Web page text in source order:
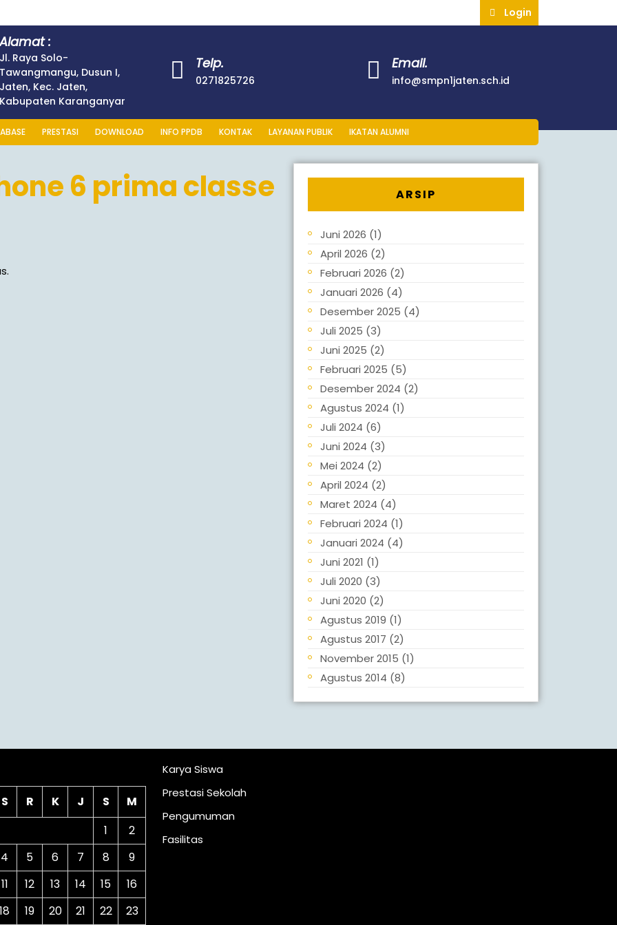
Login
:
Jl. Raya Solo-
Tawangmangu, Dusun I,
Jaten, Kec. Jaten,
Kabupaten Karanganyar
Telp.
02718257260271825726
Email.
info@smpn1jaten.sch.id
PRESTASI DOWNLOAD INFO PPDB KONTAK LAYANAN PUBLIK IKATAN ALUMNI
6 prima classe ARSIP
Juni 2026 (1)
April 2026 (2)
Februari 2026 (2)
Januari 2026 (4)
Desember 2025 (4)
Juli 2025 (3)
Juni 2025 (2)
Februari 2025 (5)
Desember 2024 (2)
Agustus 2024 (1)
Juli 2024 (6)
Juni 2024 (3)
Mei 2024 (2)
April 2024 (2)
Maret 2024 (4)
Februari 2024 (1)
Januari 2024 (4)
Juni 2021 (1)
Juli 2020 (3)
Juni 2020 (2)
Agustus 2019 (1)
Agustus 2017 (2)
November 2015 (1)
Agustus 2014 (8)
S R K J S
M
1
2
4 5 6 7 8
9
11 12 13 14 15
16
18 19 20 21 22 23
Karya Siswa
Prestasi Sekolah
Pengumuman
Fasilitas